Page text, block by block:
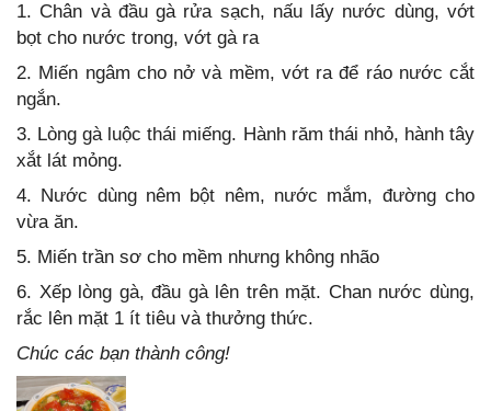
1. Chân và đầu gà rửa sạch, nấu lấy nước dùng, vớt
bọt cho nước trong, vớt gà ra
2. Miến ngâm cho nở và mềm, vớt ra để ráo nước cắt
ngắn.
3. Lòng gà luộc thái miếng. Hành răm thái nhỏ, hành tây
xắt lát mỏng.
4. Nước dùng nêm bột nêm, nước mắm, đường cho
vừa ăn.
5. Miến trần sơ cho mềm nhưng không nhão
6. Xếp lòng gà, đầu gà lên trên mặt. Chan nước dùng,
rắc lên mặt 1 ít tiêu và thưởng thức.
Chúc các bạn thành công!